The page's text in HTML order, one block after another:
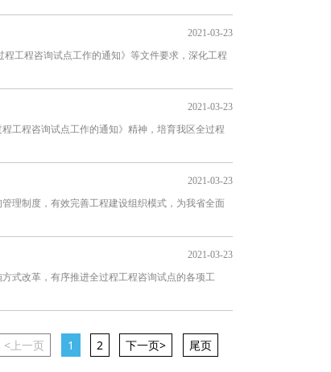
2021-03-23
工程咨询试点工作的通知》等文件要求，深化工程
2021-03-23
工程咨询试点工作的通知》精神，培育我区全过程
2021-03-23
理制度，有效完善工程建设组织模式，为我省全面
2021-03-23
式改革，有序推进全过程工程咨询试点的各项工
<上一页 1 2 下一页> 尾页